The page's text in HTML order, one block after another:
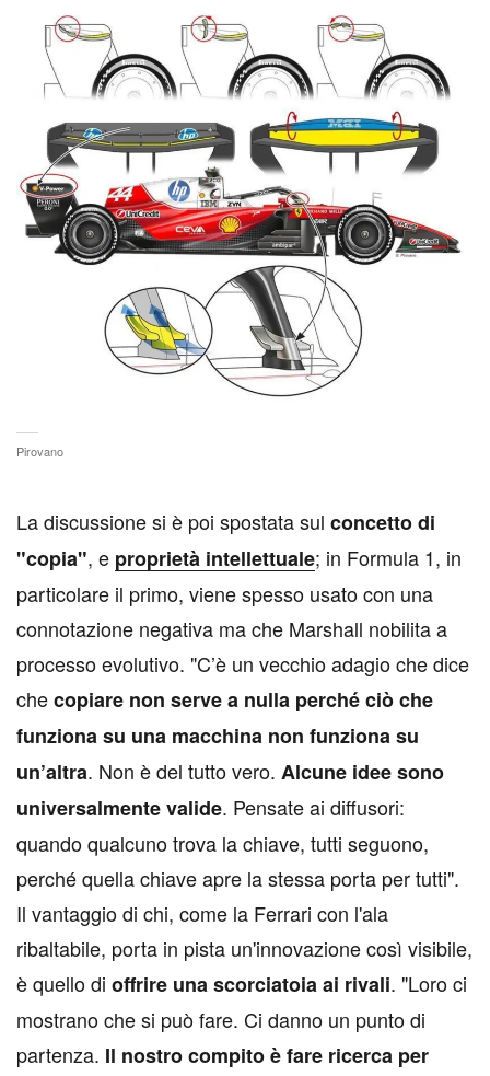
Pirovano
La discussione si è poi spostata sul concetto di
"copia", e proprietà intellettuale; in Formula 1, in
particolare il primo, viene spesso usato con una
connotazione negativa ma che Marshall nobilita a
processo evolutivo. "C’è un vecchio adagio che dice
checopiare non serve a nulla perché ciò che
funziona su una macchina non funziona su
un’altra. Non è del tutto vero. Alcune idee sono
universalmente valide. Pensate ai diffusori:
quando qualcuno trova la chiave, tutti seguono,
perché quella chiave apre la stessa porta per tutti".
Il vantaggio di chi, come la Ferrari con l'ala
ribaltabile, porta in pista un'innovazione così visibile,
è quello di offrire una scorciatoia ai rivali. "Loro ci
mostrano che si può fare. Ci danno un punto di
partenza. Il nostro compito è fare ricerca per